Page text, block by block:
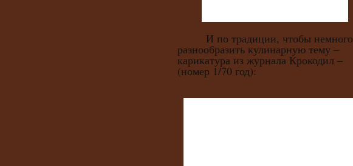
И по традиции, чтобы немного
разнообразить кулинарную тему –
карикатура из журнала Крокодил –
(номер 1/70 год):